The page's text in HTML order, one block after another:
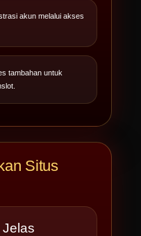
akun melalui akses
tambahan untuk
Situs